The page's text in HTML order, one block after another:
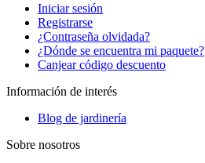
Iniciar sesión
Registrarse
¿Contraseña olvidada?
¿Dónde se encuentra mi paquete?
Canjear código descuento
Información de interés
Blog de jardinería
Sobre nosotros